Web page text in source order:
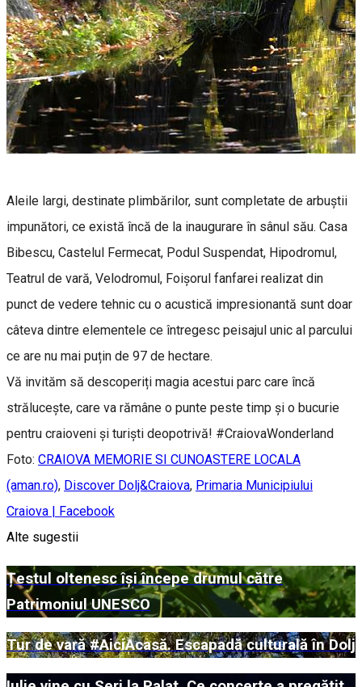
Aleile largi, destinate plimbărilor, sunt completate de arbuștii
impunători, ce există încă de la inaugurare în sânul său. Casa
Bibescu, Castelul Fermecat, Podul Suspendat, Hipodromul,
Teatrul de vară, Velodromul, Foișorul fanfarei realizat din
punct de vedere tehnic cu o acustică impresionantă sunt doar
câteva dintre elementele ce întregesc peisajul unic al parcului
ce are nu mai puțin de 97 de hectare.
Vă invităm să descoperiți magia acestui parc care încă
strălucește, care va rămâne o punte peste timp și o bucurie
pentru craioveni și turiști deopotrivă! #CraiovaWonderland
Foto: CRAIOVA MEMORIE SI CUNOASTERE LOCALA
(aman.ro), Discover Dolj&Craiova, Primaria Municipiului
Craiova | Facebook
Alte sugestii
Țestul oltenesc își începe drumul către
Patrimoniul UNESCO
Tur de vară #AiciAcasă. Escapadă culturală în Dolj